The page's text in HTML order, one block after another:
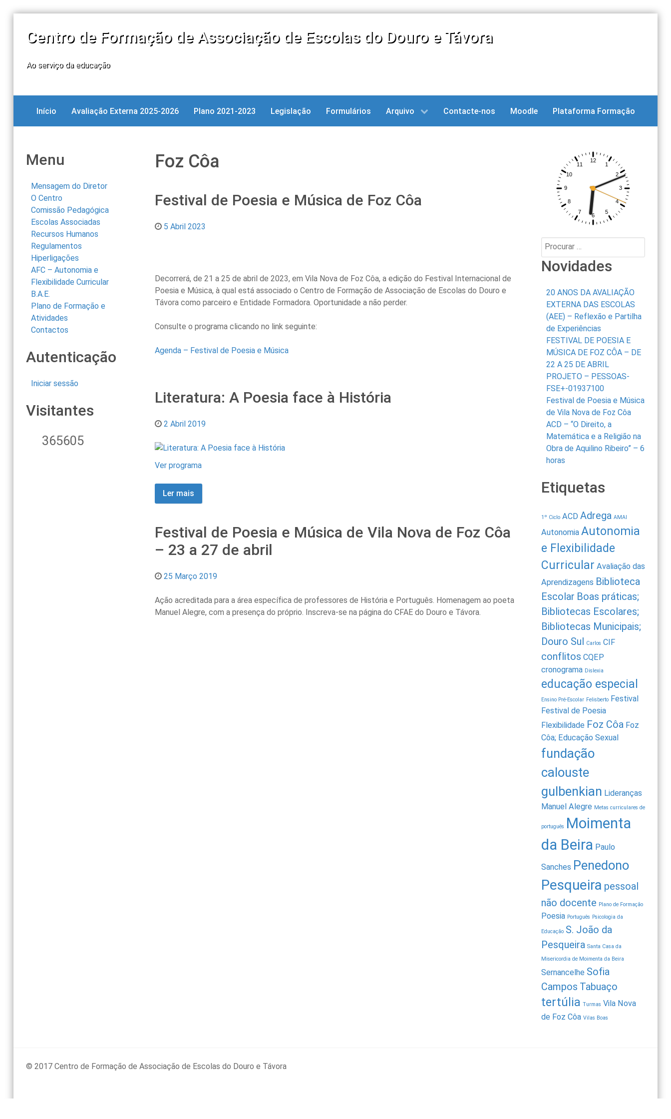
Centro de Formação de Associação de Escolas do Douro e Távora
Ao serviço da educação
Início Avaliação Externa 2025-2026 Plano 2021-2023 Legislação Formulários Arquivo Contacte-nos Moodle Plataforma Formação
Menu
Mensagem do Diretor
O Centro
Comissão Pedagógica
Escolas Associadas
Recursos Humanos
Regulamentos
Hiperligações
AFC – Autonomia e
Flexibilidade Curricular
B.A.E.
Plano de Formação e
Atividades
Contactos
Autenticação
Iniciar sessão
Visitantes
365605
Foz Côa
Festival de Poesia e Música de Foz Côa
5 Abril 2023
Decorrerá, de 21 a 25 de abril de 2023, em Vila Nova de Foz Côa, a edição do Festival Internacional de
Poesia e Música, à qual está associado o Centro de Formação de Associação de Escolas do Douro e
Távora como parceiro e Entidade Formadora. Oportunidade a não perder.
Consulte o programa clicando no link seguinte:
Agenda – Festival de Poesia e Música
Literatura: A Poesia face à História
2 Abril 2019
Ver programa
Ler mais
Festival de Poesia e Música de Vila Nova de Foz Côa
– 23 a 27 de abril
25 Março 2019
Ação acreditada para a área específica de professores de História e Português. Homenagem ao poeta
Manuel Alegre, com a presença do próprio. Inscreva-se na página do CFAE do Douro e Távora.
Procurar:
Novidades
20 ANOS DA AVALIAÇÃO
EXTERNA DAS ESCOLAS
(AEE) – Reflexão e Partilha
de Experiências
FESTIVAL DE POESIA E
MÚSICA DE FOZ CÔA – DE
22 A 25 DE ABRIL
PROJETO – PESSOAS-
FSE+-01937100
Festival de Poesia e Música
de Vila Nova de Foz Côa
ACD – “O Direito, a
Matemática e a Religião na
Obra de Aquilino Ribeiro” – 6
horas
Etiquetas
1º Ciclo ACD Adrega AMAI
Autonomia Autonomia
e Flexibilidade
Curricular Avaliação das
Aprendizagens Biblioteca
Escolar Boas práticas;
Bibliotecas Escolares;
Bibliotecas Municipais;
Douro Sul Carlos CIF
conflitos CQEP
cronograma Dislexia
educação especial
Ensino Pré-Escolar Felisberto Festival
Festival de Poesia
Flexibilidade Foz Côa Foz
Côa; Educação Sexual
fundação
calouste
gulbenkian Lideranças
Manuel Alegre Metas curriculares de
português Moimenta
da Beira Paulo
Sanches Penedono
Pesqueira pessoal
não docente Plano de Formação
Poesia Português Psicologia da
Educação S. João da
Pesqueira Santa Casa da
Misericordia de Moimenta da Beira
Sernancelhe Sofia
Campos Tabuaço
tertúlia Turmas Vila Nova
de Foz Côa Vilas Boas
© 2017 Centro de Formação de Associação de Escolas do Douro e Távora